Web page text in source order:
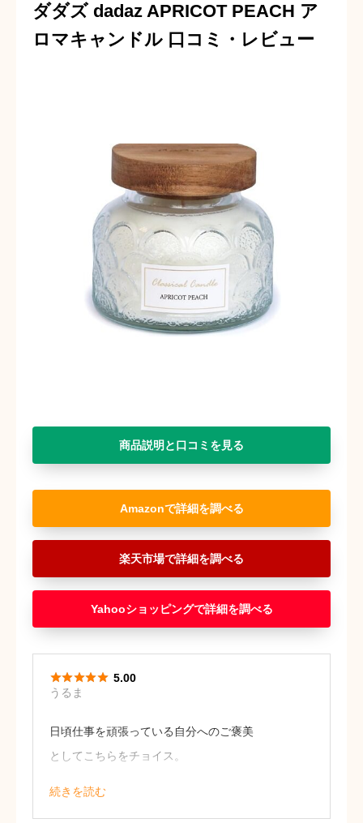
ダダズ dadaz APRICOT PEACH ア
ロマキャンドル 口コミ・レビュー
商品説明と口コミを見る
Amazon
楽天市場
Yahooショッピング
日頃仕事を頑張っている自分へのご褒美
としてこちらをチョイス。
続きを読む
うるま
 5.00